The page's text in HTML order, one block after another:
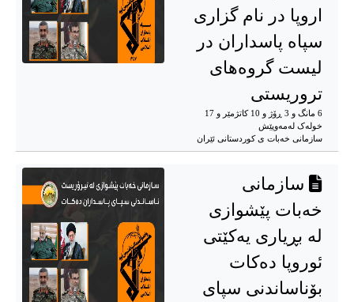
اروپا در نام گزاری
سپاه پاسداران در
لیست گروەهای
تروریستی
6 مانگ و 3 ڕۆژ و 10 کاتژمێر و 17
خوله‌ک له‌مه‌وپێش‌
سازمانی خەبات ی كوردستانی ئێران
سازمانی
خەبات پێشوازی
لە بڕیاری یەکێتی
ئوروپا دەکات
بۆناساندنی سپای